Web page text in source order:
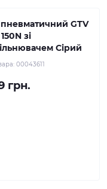
GTV
зі
Сірий
00043611
грн.